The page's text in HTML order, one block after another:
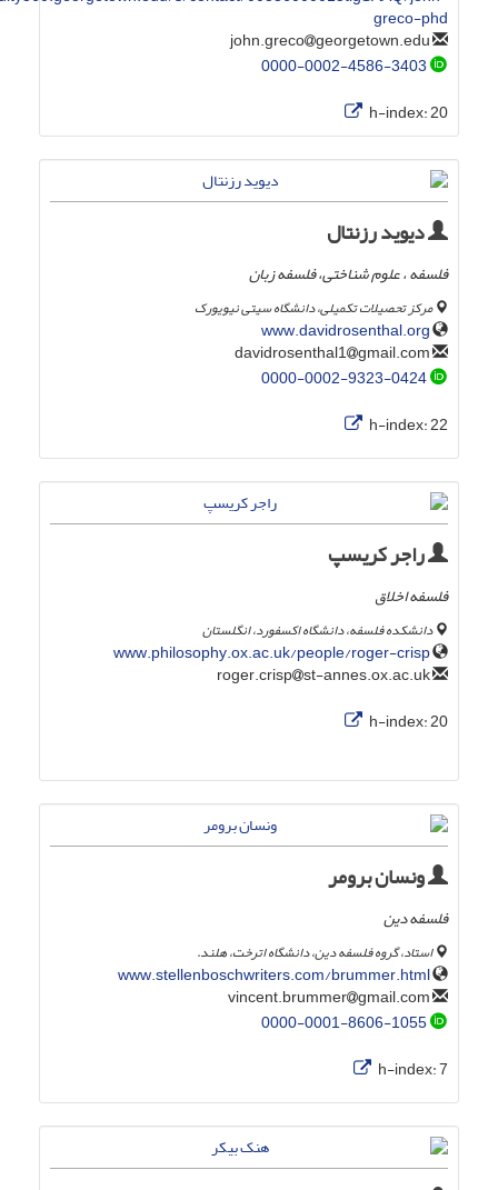
greco-phd
georgetown.edu
0000-0002-4586-3403
h-index:20
دیوید رزنتال
فلسفه ، علوم شناختی، فلسفه زبان
مرکز تحصیلات تکمیلی، دانشگاه سیتی نیویورک
www.davidrosenthal.org
gmail.com
0000-0002-9323-0424
h-index:22
راجر کریسپ
فلسفه اخلاق
دانشکده فلسفه، دانشگاه اکسفورد، انگلستان
www.philosophy.ox.ac.uk/people/roger-crisp
st-annes.ox.ac.uk
h-index:20
ونسان برومر
فلسفه دین
استاد، گروه فلسفه دین، دانشگاه اترخت، هلند.
www.stellenboschwriters.com/brummer.html
gmail.com
0000-0001-8606-1055
h-index:7